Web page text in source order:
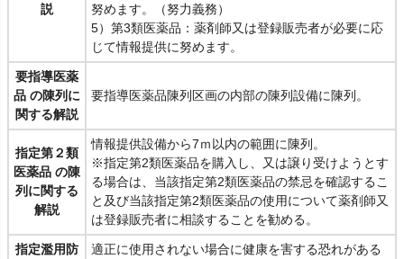
説
努めます。（努力義務）
5）第3類医薬品：薬剤師又は登録販売者が必要に応
じて情報提供に努めます。
要指導医薬
品 の陳列に
関する解説
要指導医薬品陳列区画の内部の陳列設備に陳列。
指定第２類
医薬品 の陳
列に関する
解説
情報提供設備から7ｍ以内の範囲に陳列。
※指定第2類医薬品を購入し、又は譲り受けようとす
る場合は、当該指定第2類医薬品の禁忌を確認するこ
と及び当該指定第2類医薬品の使用について薬剤師又
は登録販売者に相談することを勧める。
指定濫用防
適正に使用されない場合に健康を害する恐れがある